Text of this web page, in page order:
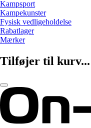
Kampsport
Kampekunster
Fysisk vedligeholdelse
Rabatlager
Mærker
Tilføjer til kurv...